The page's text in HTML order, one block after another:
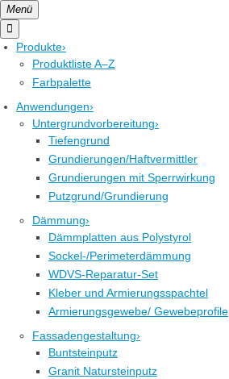
Menü

Produkte›
Produktliste A–Z
Farbpalette
Anwendungen›
Untergrundvorbereitung›
Tiefengrund
Grundierungen/Haftvermittler
Grundierungen mit Sperrwirkung
Putzgrund/Grundierung
Dämmung›
Dämmplatten aus Polystyrol
Sockel-/Perimeterdämmung
WDVS-Reparatur-Set
Kleber und Armierungsspachtel
Armierungsgewebe/ Gewebeprofile
Fassadengestaltung›
Buntsteinputz
Granit Natursteinputz